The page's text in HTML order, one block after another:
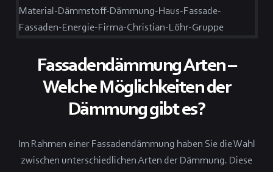
Fassadendämmung Arten –
Welche Möglichkeiten der
Dämmung gibt es?
Im Rahmen einer Fassadendämmung haben Sie die Wahl
zwischen unterschiedlichen Arten der Dämmung. Diese